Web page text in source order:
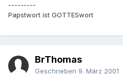
---------
Papstwort ist GOTTESwort
BrThomas
Geschrieben 9. März 2001